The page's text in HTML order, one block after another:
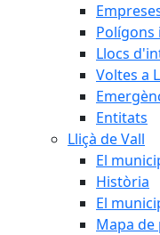
Polígons
Llocs
Voltes a
Entitats
Lliçà de Vall
El
Història
El
Mapa